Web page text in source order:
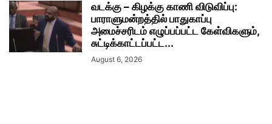
வடக்கு – கிழக்கு காணி விடுவிப்பு:
பாராளுமன்றத்தில் பாதுகாப்பு
அமைச்சரிடம் எழுப்பப்பட்ட கேள்விகளும்,
சுட்டிக்காட்டப்பட்ட...
August 6, 2026